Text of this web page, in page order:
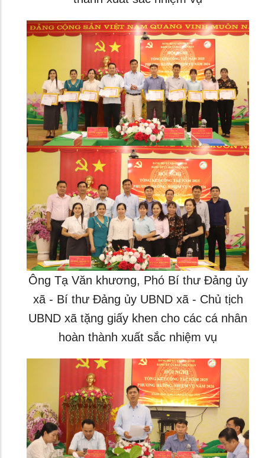
Ông Tạ Văn khương, Phó Bí thư Đảng ủy
xã - Bí thư Đảng ủy UBND xã - Chủ tịch
UBND xã tặng giấy khen cho các cá nhân
hoàn thành xuất sắc nhiệm vụ